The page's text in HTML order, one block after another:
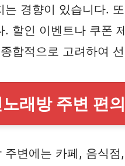
는 경향이 있습니다.
. 할인 이벤트나 쿠폰
합적으로 고려하여
래방 주변 편
주변에는 카페, 음식